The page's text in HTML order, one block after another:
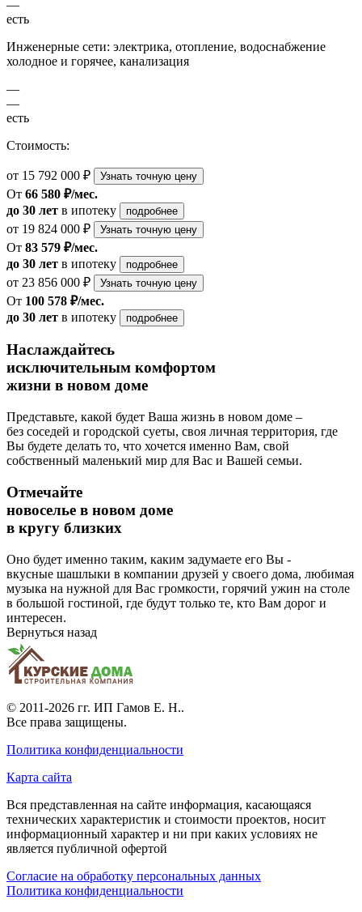
—
есть
Инженерные сети: электрика, отопление, водоснабжение
холодное и горячее, канализация
—
—
есть
Стоимость:
от 15 792 000 ₽ Узнать точную цену
От 66 580 ₽/мес.
до 30 лет в ипотеку подробнее
от 19 824 000 ₽ Узнать точную цену
От 83 579 ₽/мес.
до 30 лет в ипотеку подробнее
от 23 856 000 ₽ Узнать точную цену
От 100 578 ₽/мес.
до 30 лет в ипотеку подробнее
Наслаждайтесь
исключительным комфортом
жизни в новом доме
Представьте, какой будет Ваша жизнь в новом доме –
без соседей и городской суеты, своя личная территория, где
Вы будете делать то, что хочется именно Вам, свой
собственный маленький мир для Вас и Вашей семьи.
Отмечайте
новоселье в новом доме
в кругу близких
Оно будет именно таким, каким задумаете его Вы -
вкусные шашлыки в компании друзей у своего дома, любимая
музыка на нужной для Вас громкости, горячий ужин на столе
в большой гостиной, где будут только те, кто Вам дорог и
интересен.
Вернуться назад
© 2011-2026 гг. ИП Гамов Е. Н..
Все права защищены.
Политика конфиденциальности
Карта сайта
Вся представленная на сайте информация, касающаяся
технических характеристик и стоимости проектов, носит
информационный характер и ни при каких условиях не
является публичной офертой
Согласие на обработку персональных данных
Политика конфиденциальности